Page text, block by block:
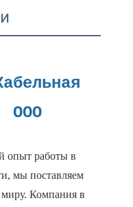
опыт работы в
мы поставляем
Компания в